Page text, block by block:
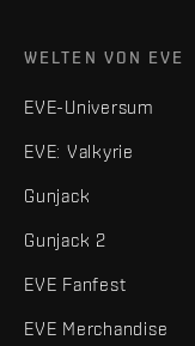
WELTEN VON EVE
EVE-Universum
EVE: Valkyrie
Gunjack
Gunjack 2
EVE Fanfest
EVE Merchandise